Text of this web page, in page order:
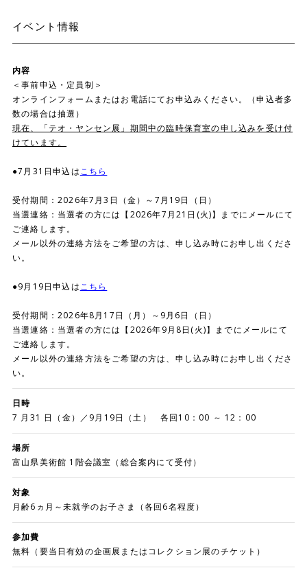
イベント情報
内容
＜事前申込・定員制＞
オンラインフォームまたはお電話にてお申込みください。（申込者多
数の場合は抽選）
現在、「テオ・ヤンセン展」期間中の臨時保育室の申し込みを受け付
けています。
●7月31日申込はこちら
受付期間：2026年7月3日（金）～7月19日（日）
当選連絡：当選者の方には【2026年7月21日(火)】までにメールにて
ご連絡します。
メール以外の連絡方法をご希望の方は、申し込み時にお申し出くださ
い。
●9月19日申込はこちら
受付期間：2026年8月17日（月）～9月6日（日）
当選連絡：当選者の方には【2026年9月8日(火)】までにメールにて
ご連絡します。
メール以外の連絡方法をご希望の方は、申し込み時にお申し出くださ
い。
日時
7 月31 日（金）／9月19日（土） 各回10：00 ～ 12：00
場所
富山県美術館 1階会議室（総合案内にて受付）
対象
月齢6ヵ月～未就学のお子さま（各回6名程度）
参加費
無料（要当日有効の企画展またはコレクション展のチケット）